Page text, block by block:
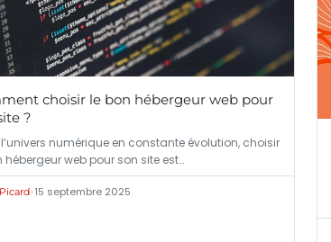
choisir le bon hébergeur web pour
?
numérique en constante évolution, choisir
hébergeur web pour son site est…
•15 septembre 2025